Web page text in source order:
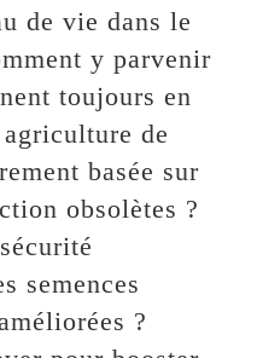
de vie dans le
y parvenir
toujours en
de
basée sur
obsolètes ?
semences
?